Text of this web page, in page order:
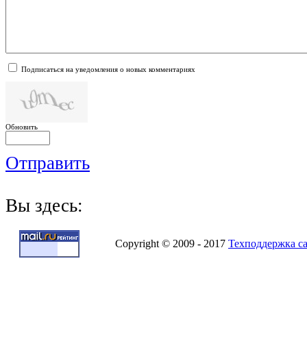
Подписаться на уведомления о новых комментариях
Обновить
Отправить
Вы здесь:
Copyright © 2009 - 2017 Техподдержка